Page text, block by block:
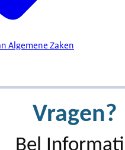
Algemene Zaken